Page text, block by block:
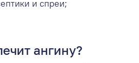
и спреи;
ангину?